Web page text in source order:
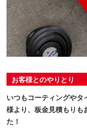
お客様とのやりとり
いつもコーティングやタ
様より、板金見積もりも
た！